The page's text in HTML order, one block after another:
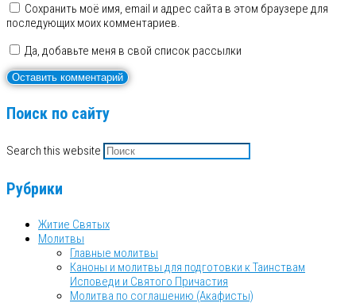
Сохранить моё имя, email и адрес сайта в этом браузере для
последующих моих комментариев.
Да, добавьте меня в свой список рассылки
Поиск по сайту
Search this website
Рубрики
Житие Святых
Молитвы
Главные молитвы
Каноны и молитвы для подготовки к Таинствам
Исповеди и Святого Причастия
Молитва по соглашению (Акафисты)